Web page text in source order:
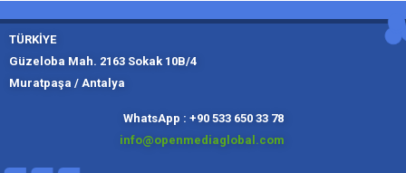
TÜRKİYE
Güzeloba Mah. 2163 Sokak 10B/4
Muratpaşa / Antalya
WhatsApp : +90 533 650 33 78
info@openmediaglobal.com